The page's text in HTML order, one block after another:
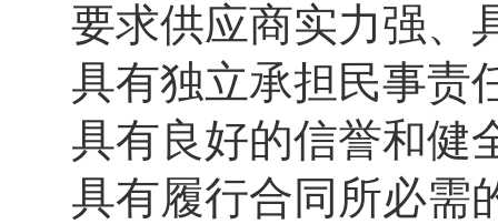
要求供应商实力强、
具有独立承担民事责
具有良好的信誉和健
具有履行合同所必需